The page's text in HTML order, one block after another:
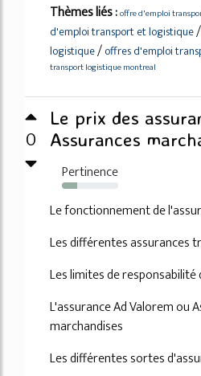
Thèmes liés :offre d'emploi
d'emploi transport et logistique/
logistique/offres d'emploi
transport logistique montreal
0
Le prix des
Assurances
Pertinence
27%
Le fonctionnement de
Les différentes assurances
Les limites de
L'assurance Ad Valorem ou
marchandises
Les différentes sortes